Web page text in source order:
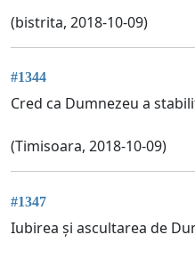
(bistrita, 2018-10-09)
#1344
Cred ca Dumnezeu a
(Timisoara, 2018-10-09)
#1347
Iubirea și ascultarea de